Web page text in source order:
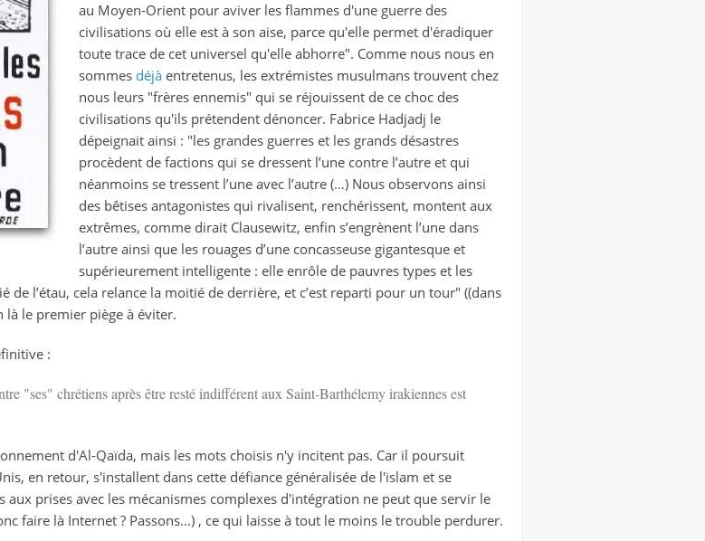
au Moyen-Orient pour aviver les flammes d'une guerre des
civilisations où elle est à son aise, parce qu'elle permet d'éradiquer
toute trace de cet universel qu'elle abhorre". Comme nous nous en
sommes déjà entretenus, les extrémistes musulmans trouvent chez
nous leurs "frères ennemis" qui se réjouissent de ce choc des
civilisations qu'ils prétendent dénoncer. Fabrice Hadjadj le
dépeignait ainsi : "les grandes guerres et les grands désastres
procèdent de factions qui se dressent l’une contre l’autre et qui
néanmoins se tressent l’une avec l’autre (…) Nous observons ainsi
des bêtises antagonistes qui rivalisent, renchérissent, montent aux
extrêmes, comme dirait Clausewitz, enfin s’engrènent l’une dans
l’autre ainsi que les rouages d’une concasseuse gigantesque et
supérieurement intelligente : elle enrôle de pauvres types et les
de l’étau, cela relance la moitié de derrière, et c’est reparti pour un tour" ((dans
là le premier piège à éviter.
:
"ses" chrétiens après être resté indifférent aux Saint-Barthélemy irakiennes est
d'Al-Qaïda, mais les mots choisis n'y incitent pas. Car il poursuit
en retour, s'installent dans cette défiance généralisée de l'islam et se
prises avec les mécanismes complexes d'intégration ne peut que servir le
faire là Internet ? Passons...) , ce qui laisse à tout le moins le trouble perdurer.